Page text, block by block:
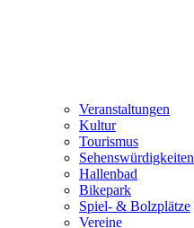
Veranstaltungen
Kultur
Tourismus
Sehenswürdigkeiten
Hallenbad
Bikepark
Spiel- & Bolzplätze
Vereine